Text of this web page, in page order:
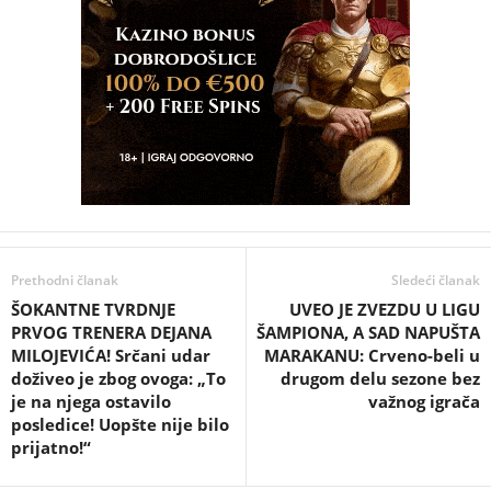
Prethodni članak
ŠOKANTNE TVRDNJE
PRVOG TRENERA DEJANA
MILOJEVIĆA! Srčani udar
doživeo je zbog ovoga: „To
je na njega ostavilo
posledice! Uopšte nije bilo
prijatno!“
Sledeći članak
UVEO JE ZVEZDU U LIGU
ŠAMPIONA, A SAD NAPUŠTA
MARAKANU: Crveno-beli u
drugom delu sezone bez
važnog igrača